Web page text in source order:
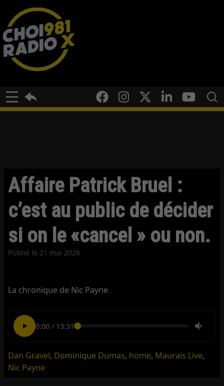
Affaire Patrick Bruel :
c’est au public de décider
si on le «cancel » ou non.
Publié le 21 mai 2026
La chronique de Nic Payne
0:00/ 13:31
Dan Gravel, Dominique Dumas, home, Maurais Live,
Nic Payne